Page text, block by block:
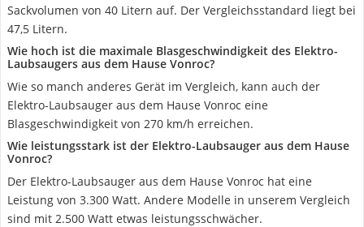
Sackvolumen von 40 Litern auf. Der Vergleichsstandard liegt bei
47,5 Litern.
Wie hoch ist die maximale Blasgeschwindigkeit des Elektro-
Laubsaugers aus dem Hause Vonroc?
Wie so manch anderes Gerät im Vergleich, kann auch der
Elektro-Laubsauger aus dem Hause Vonroc eine
Blasgeschwindigkeit von 270 km/h erreichen.
Wie leistungsstark ist der Elektro-Laubsauger aus dem Hause
Vonroc?
Der Elektro-Laubsauger aus dem Hause Vonroc hat eine
Leistung von 3.300 Watt. Andere Modelle in unserem Vergleich
sind mit 2.500 Watt etwas leistungsschwächer.